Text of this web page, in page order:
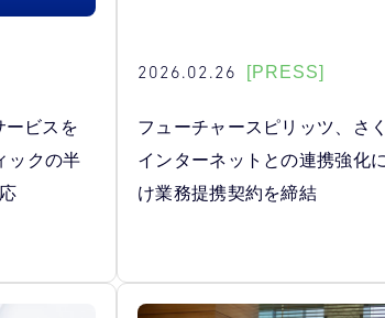
ービスを
ックの半
2026.02.26 [PRESS]
フューチャースピリッツ、さ
インターネットとの連携強化
け業務提携契約を締結